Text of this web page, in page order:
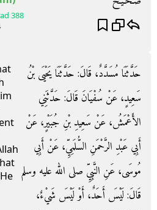
388
حَدَّثَنَا مُسَدَّدٌ، قَالَ‏:‏ حَدَّثَنَا يَحْيَى بْنُ
سَعِيدٍ، عَنْ سُفْيَانَ قَالَ‏:‏ حَدَّثَنِي
الأَعْمَشُ، عَنْ سَعِيدِ بْنِ جُبَيْرٍ، عَنْ
أَبِي عَبْدِ الرَّحْمَنِ السُّلَمِيِّ، عَنْ أَبِي
مُوسَى، عَنِ النَّبِيِّ صلى الله عليه وسلم
قَالَ‏:‏ لَيْسَ أَحَدٌ، أَوْ لَيْسَ شَيْءٌ،